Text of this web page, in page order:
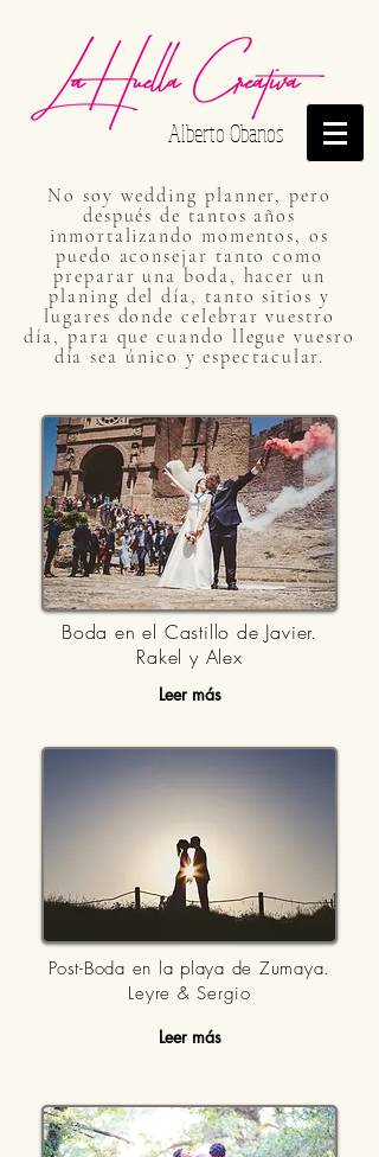
Alberto Obanos
No soy wedding planner, pero
después de tantos años
inmortalizando momentos, os
puedo aconsejar tanto como
preparar una boda, hacer un
planing del día, tanto sitios y
lugares donde celebrar vuestro
día, para que cuando llegue vuesro
día sea único y espectacular.
Boda en el Castillo de Javier.
Rakel y Alex
Leer más
Post-Boda en la playa de Zumaya.
Leyre & Sergio
Leer más